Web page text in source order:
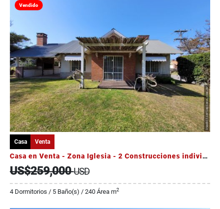
Vendido
Casa Venta
Casa en Venta - Zona Iglesia - 2 Construcciones individuales - Permuta
US$259,000USD
4 Dormitorios / 5 Baño(s) / 240 Área m2